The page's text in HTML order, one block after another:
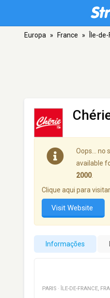
Europa » France » Île-
Oops… no
available
2000.
Clique aqui para
Visit Website
Informações
PARIS · ÎLE-DE-FRANCE,